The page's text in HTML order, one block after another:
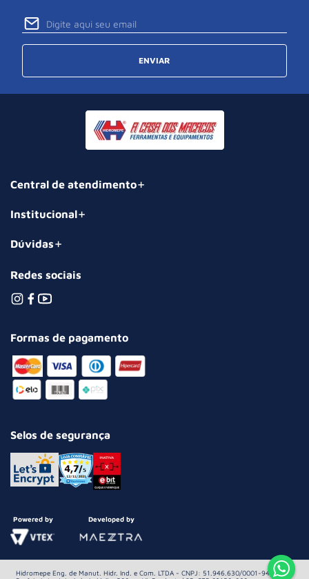
ENVIAR
Central de atendimento
Institucional
Dúvidas
Redes sociais
Formas de pagamento
Selos de segurança
Powered by Developed by
Hidromepe Eng. de Manut. Hidr. Ind. e Com. LTDA - CNPJ: 51.946.630/0001-94 Av.